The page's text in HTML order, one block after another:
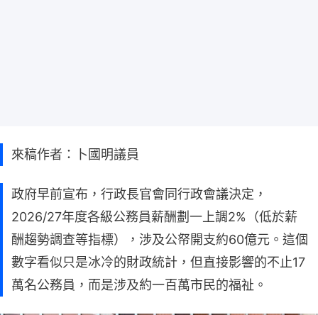
來稿作者：卜國明議員
政府早前宣布，行政長官會同行政會議決定，
2026/27年度各級公務員薪酬劃一上調2%（低於薪
酬趨勢調查等指標），涉及公帑開支約60億元。這個
數字看似只是冰冷的財政統計，但直接影響的不止17
萬名公務員，而是涉及約一百萬市民的福祉。